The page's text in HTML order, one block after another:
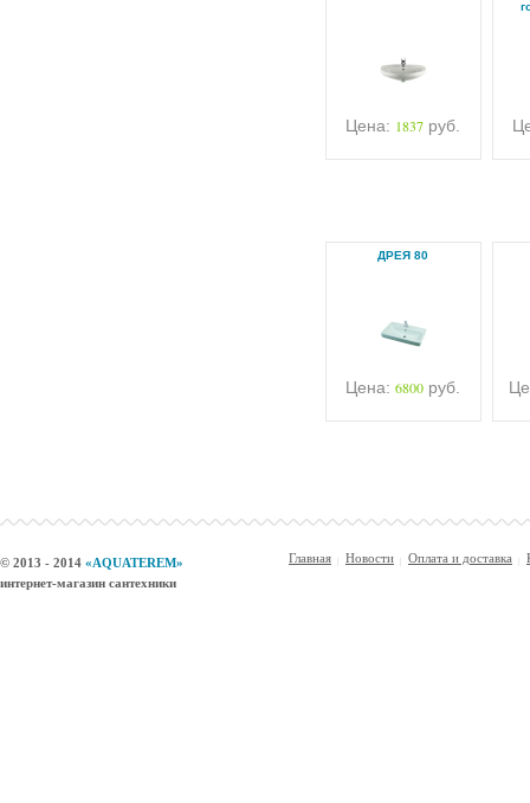
Цена: 1837 руб.
ДРЕЯ 80
Цена: 6800 руб.
© 2013 - 2014 «AQUATEREM»
интернет-магазин сантехники
Главная Новости Оплата и доставка